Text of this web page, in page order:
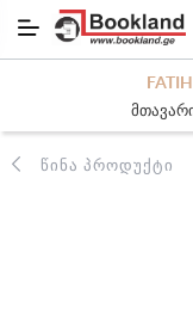
ᲬᲘᲜᲐ ᲞᲠᲝᲓᲣᲥᲢᲘ